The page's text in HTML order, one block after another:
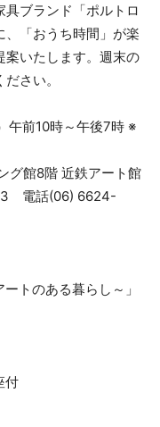
具ブランド「ポルトロ
、「おうち時間」が楽
案いたします。週末の
さい。
午前10時～午後7時 ※
グ館8階 近鉄アート館
電話(06) 6624-
付